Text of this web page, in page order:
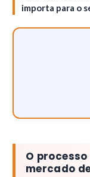
importa para o
O
mercado